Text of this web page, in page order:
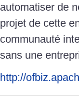
automatiser de
projet de cette
communauté
sans une
http://